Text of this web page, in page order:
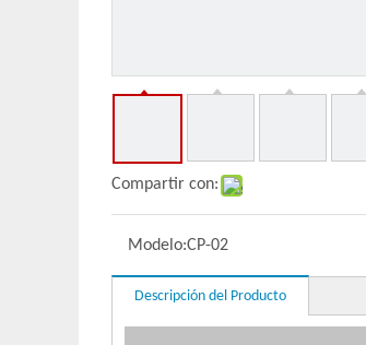
Compartir con:
Modelo:CP-02
Descripción del Producto